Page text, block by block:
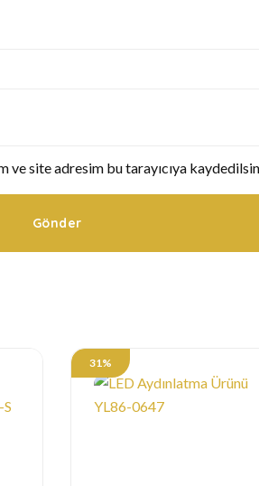
ve site adresim bu tarayıcıya
31%